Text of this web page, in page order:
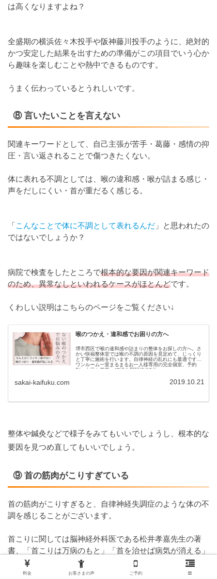
は高くなりますよね？
全盛期の横浜佐々木投手や阪神藤川投手のように、絶対的
かつ安定した結果を出すための準備がこの項目でいう心か
ら趣味を楽しむことや熱中できるものです。
うまく伝わっているとうれしいです。
⑧ 言いたいことを言えない
関連キーワードとして、自己主張が苦手・葛藤・感情の抑
圧・言い返されることで傷つきたくない。
体に表れる不調としては、喉の違和感・喉が詰まる感じ・
声をだしにくい・首が重だるく感じる。
「 こんなことで体に不調として表れるんだ 」と思われたの
ではないでしょうか？
病院で検査をしたところで根本的な要因が関連キーワード
のため、異常なしといわれるケースがほとんどです。
くわしい説明はこちらのページをご覧ください↓
喉のつかえ・違和感でお困りの方へ
堺市西区で喉の違和感や詰まりの整体をお探しの方へ。さ
かい快福整体堂では喉の不調の原因を見定めて、じっくり
と丁寧に施術を行います。自律神経の乱れにも最適です。
ワンルーム一室まるまるお一人様専用の完全個室、予約
制。土日も営業・JR津久野駅徒歩5分
sakai-kaifuku.com 2019.10.21
整体や鍼灸などで様子をみてもいいでしょうし、根本的な
要因を見つめ直してもいいでしょう。
⑨ 首の筋肉がこりすぎている
首の筋肉がこりすぎると、自律神経失調症のような体の不
調を感じることがございます。
首こりに関しては脳神経外科医である松井孝嘉先生の著
書、「首こりは万病のもと」「首を治せば病気が消える」
で認知されるようになりました。
料金 お客さまの声 ご予約